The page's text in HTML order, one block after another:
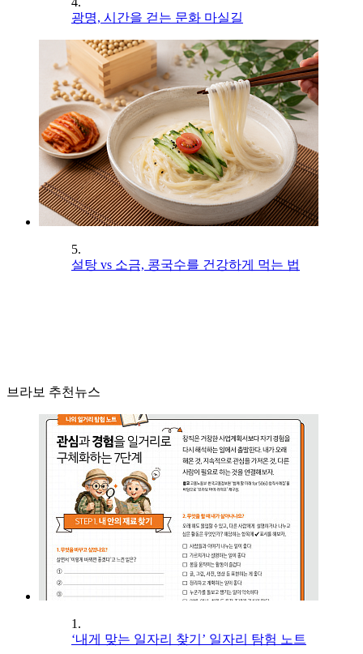
광명, 시간을 걷는 문화 마실길
5.
설탕 vs 소금, 콩국수를 건강하게 먹는 법
브라보 추천뉴스
1.
‘내게 맞는 일자리 찾기’ 일자리 탐험 노트